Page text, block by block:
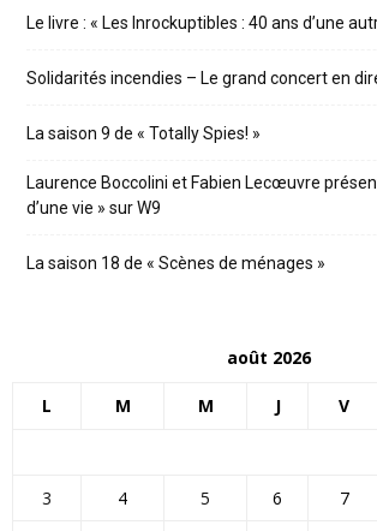
Le livre : « Les Inrockuptibles : 40 ans d’une
Solidarités incendies – Le grand concert en
La saison 9 de « Totally Spies! »
Laurence Boccolini et Fabien Lecœuvre
d’une vie » sur W9
La saison 18 de « Scènes de ménages »
août 2026
L M M J V
3
4 5 6 7